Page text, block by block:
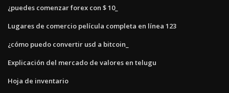
¿puedes comenzar forex con $ 10_
Lugares de comercio película completa en línea 123
¿cómo puedo convertir usd a bitcoin_
Explicación del mercado de valores en telugu
Hoja de inventario